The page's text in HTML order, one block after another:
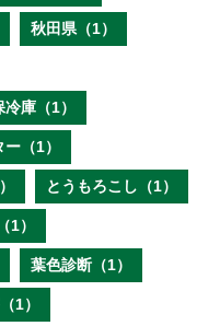
秋田県（1）
冷庫（1）
（1）
とうもろこし（1）
1）
葉色診断（1）
1）